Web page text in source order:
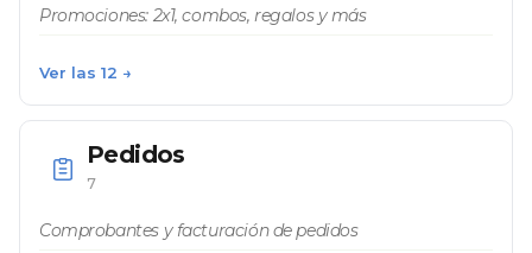
Promociones: 2x1, combos, regalos y más
Ver las 12 →
Pedidos
7
Comprobantes y facturación de pedidos